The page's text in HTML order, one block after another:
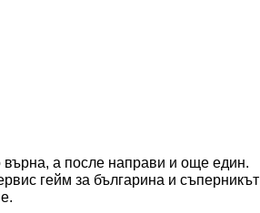
а после направи и още един.
гейм за българина и съперникът